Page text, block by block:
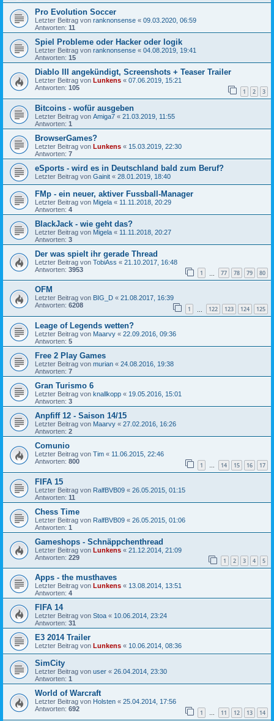
Pro Evolution Soccer
Letzter Beitrag von ranknonsense « 09.03.2020, 06:59
Antworten: 11
Spiel Probleme oder Hacker oder logik
Letzter Beitrag von ranknonsense « 04.08.2019, 19:41
Antworten: 15
Diablo III angekündigt, Screenshots + Teaser Trailer
Letzter Beitrag von Lunkens « 07.06.2019, 15:21
Antworten: 105 1 2 3
Bitcoins - wofür ausgeben
Letzter Beitrag von Amiga7 « 21.03.2019, 11:55
Antworten: 1
BrowserGames?
Letzter Beitrag von Lunkens « 15.03.2019, 22:30
Antworten: 7
eSports - wird es in Deutschland bald zum Beruf?
Letzter Beitrag von Gainit « 28.01.2019, 18:40
FMp - ein neuer, aktiver Fussball-Manager
Letzter Beitrag von Migela « 11.11.2018, 20:29
Antworten: 4
BlackJack - wie geht das?
Letzter Beitrag von Migela « 11.11.2018, 20:27
Antworten: 3
Der was spielt ihr gerade Thread
Letzter Beitrag von TobiAss « 21.10.2017, 16:48
Antworten: 3953 1 77 78 79 80
OFM
Letzter Beitrag von BIG_D « 21.08.2017, 16:39
Antworten: 6208 1 122 123 124 125
Leage of Legends wetten?
Letzter Beitrag von Maarvy « 22.09.2016, 09:36
Antworten: 5
Free 2 Play Games
Letzter Beitrag von murian « 24.08.2016, 19:38
Antworten: 7
Gran Turismo 6
Letzter Beitrag von knallkopp « 19.05.2016, 15:01
Antworten: 3
Anpfiff 12 - Saison 14/15
Letzter Beitrag von Maarvy « 27.02.2016, 16:26
Antworten: 2
Comunio
Letzter Beitrag von Tim « 11.06.2015, 22:46
Antworten: 800 1 … 14 15 16 17
FIFA 15
Letzter Beitrag von RalfBVB09 « 26.05.2015, 01:15
Antworten: 11
Chess Time
Letzter Beitrag von RalfBVB09 « 26.05.2015, 01:06
Antworten: 1
Gameshops - Schnäppchenthread
Letzter Beitrag von Lunkens « 21.12.2014, 21:09
Antworten: 229 1 2 3 4 5
Apps - the musthaves
Letzter Beitrag von Lunkens « 13.08.2014, 13:51
Antworten: 4
FIFA 14
Letzter Beitrag von Stoa « 10.06.2014, 23:24
Antworten: 31
E3 2014 Trailer
Letzter Beitrag von Lunkens « 10.06.2014, 08:36
SimCity
Letzter Beitrag von user « 26.04.2014, 23:30
Antworten: 1
World of Warcraft
Letzter Beitrag von Holsten « 25.04.2014, 17:56
Antworten: 692 1 … 11 12 13 14